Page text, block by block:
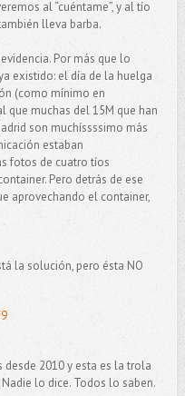
al “cuéntame”, y al tío
lleva barba.
Por más que lo
existido: el día de la huelga
(como mínimo en
que muchas del 15M que han
son muchíssssimo más
estaban
fotos de cuatro tíos
Pero detrás de ese
aprovechando el container,
la solución, pero ésta NO
2010 y esta es la trola
lo dice. Todos lo saben.